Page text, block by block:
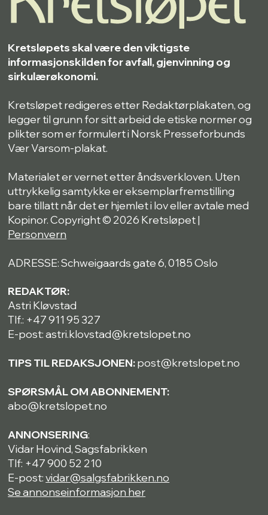
Kretsløpets skal være den viktigste
informasjonskilden for avfall, gjenvinning og
sirkulærøkonomi.
Kretsløpet redigeres etter Redaktørplakaten, og
legger til grunn for sitt arbeid de etiske normer og
plikter som er formulert i Norsk Presseforbunds
Vær Varsom-plakat.
Materialet er vernet etter åndsverkloven. Uten
uttrykkelig samtykke er eksemplarfremstilling
bare tillatt når det er hjemlet i lov eller avtale med
Kopinor. Copyright © 2026 Kretsløpet |
Personvern
ADRESSE: Schweigaards gate 6, 0185 Oslo
REDAKTØR:
Astri Kløvstad
Tlf.: +47 911 95 327
E-post: astri.klovstad@kretslopet.no
TIPS TIL REDAKSJONEN:post@kretslopet.no
SPØRSMÅL OM ABONNEMENT:
abo@kretslopet.no
ANNONSERING:
Vidar Hovind, Sagsfabrikken
Tlf: +47 900 52 210
E-post:vidar@salgsfabrikken.no
Se annonseinformasjon her